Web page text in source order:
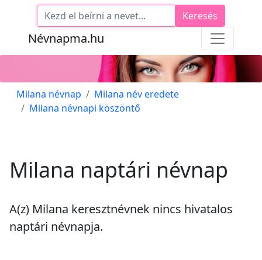
Névnapma.hu
Keresés
Milana névnap
Milana név eredete
Milana névnapi köszöntő
Milana naptári névnap
A(z) Milana keresztnévnek nincs hivatalos
naptári névnapja.